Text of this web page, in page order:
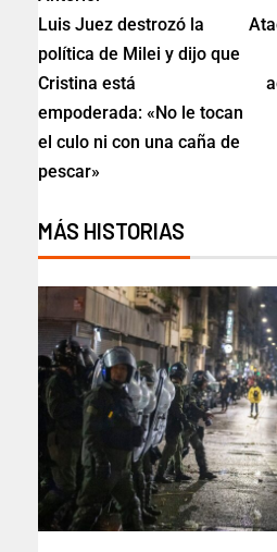
Luis Juez destrozó la
política de Milei y dijo que
Cristina está
empoderada: «No le tocan
el culo ni con una caña de
pescar»
MÁS HISTORIAS